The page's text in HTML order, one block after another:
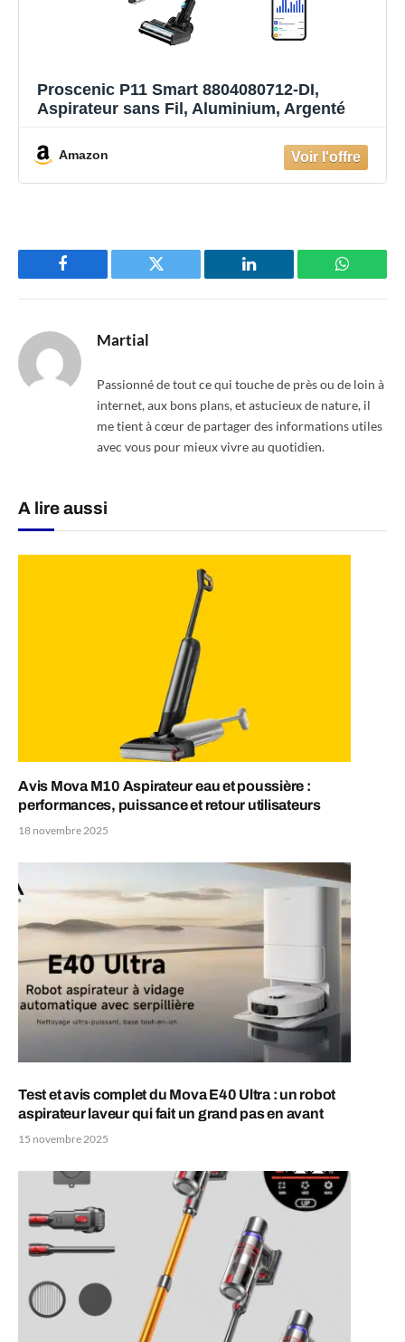
Proscenic P11 Smart 8804080712-DI,
Aspirateur sans Fil, Aluminium, Argenté
Amazon
Facebook Twitter LinkedIn
Martial
Passionné de tout ce qui touche de près ou de loin à
internet, aux bons plans, et astucieux de nature, il
me tient à cœur de partager des informations utiles
avec vous pour mieux vivre au quotidien.
A lire aussi
Avis Mova M10 Aspirateur eau et poussière :
performances, puissance et retour utilisateurs
18 novembre 2025
Test et avis complet du Mova E40 Ultra : un robot
aspirateur laveur qui fait un grand pas en avant
15 novembre 2025